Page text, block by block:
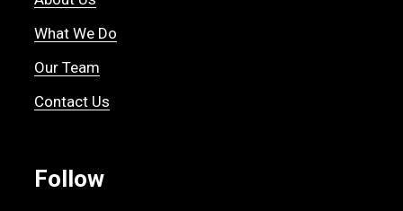
What We Do
Our Team
Contact Us
Follow